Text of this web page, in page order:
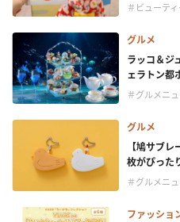
＃ビューテ
グルメ
ラッコ＆ジ
ェラトン都
＃グルメニュ
グルメ
【鳩サブ
枚がぴった
＃グルメニュ
ファッショ